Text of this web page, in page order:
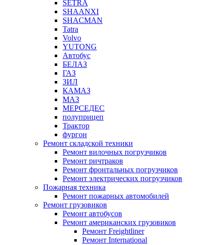
SETRA
SHAANXI
SHACMAN
Tatra
Volvo
YUTONG
Автобус
БЕЛАЗ
ГАЗ
ЗИЛ
КАМАЗ
МАЗ
МЕРСЕДЕС
полуприцеп
Трактор
фургон
Ремонт складской техники
Ремонт вилочных погрузчиков
Ремонт ричтраков
Ремонт фронтальных погрузчиков
Ремонт электрических погрузчиков
Пожарная техника
Ремонт пожарных автомобилей
Ремонт грузовиков
Ремонт автобусов
Ремонт американских грузовиков
Ремонт Freightliner
Ремонт International